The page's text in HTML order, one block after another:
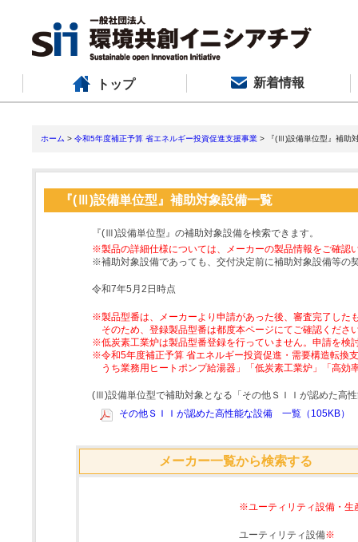
トップ 新着情報
ホーム > 令和5年度補正予算 省エネルギー投資促進支援事業 > 『(Ⅲ)設備単位型』補助
『(Ⅲ)設備単位型』補助対象設備一覧
『(Ⅲ)設備単位型』の補助対象設備を検索できます。
※製品の詳細仕様については、メーカーの製品情報をご確認
※補助対象設備であっても、交付決定前に補助対象設備等の
令和7年5月2日時点
※製品型番は、メーカーより申請があった後、審査完了した
そのため、登録製品型番は都度本ページにてご確認くださ
※低炭素工業炉は製品型番登録を行っていません。申請を検
※令和5年度補正予算 省エネルギー投資促進・需要構造転換
うち業務用ヒートポンプ給湯器」「低炭素工業炉」「高
(Ⅲ)設備単位型で補助対象となる「その他ＳＩＩが認めた高
その他ＳＩＩが認めた高性能な設備 一覧（105KB）
メーカー一覧から検索する
※ユーティリティ設備・生
ユーティリティ設備※